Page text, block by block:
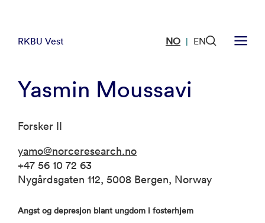
RKBU Vest NO | EN
Yasmin Moussavi
Forsker II
yamo@norceresearch.no
+47 56 10 72 63
Nygårdsgaten 112, 5008 Bergen, Norway
Angst og depresjon blant ungdom i fosterhjem